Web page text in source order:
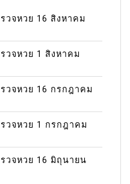
วจหวย 16 สิงหาคม
วจหวย 1 สิงหาคม
วจหวย 16 กรกฎาคม
วจหวย 1 กรกฎาคม
วจหวย 16 มิถุนายน